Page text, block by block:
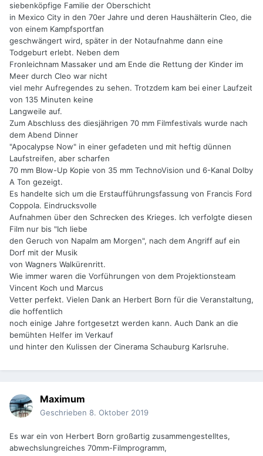
siebenköpfige Familie der Oberschicht
in Mexico City in den 70er Jahre und deren Haushälterin Cleo, die
von einem Kampfsportfan
geschwängert wird, später in der Notaufnahme dann eine
Todgeburt erlebt. Neben dem
Fronleichnam Massaker und am Ende die Rettung der Kinder im
Meer durch Cleo war nicht
viel mehr Aufregendes zu sehen. Trotzdem kam bei einer Laufzeit
von 135 Minuten keine
Langweile auf.
Zum Abschluss des diesjährigen 70 mm Filmfestivals wurde nach
dem Abend Dinner
"Apocalypse Now" in einer gefadeten und mit heftig dünnen
Laufstreifen, aber scharfen
70 mm Blow-Up Kopie von 35 mm TechnoVision und 6-Kanal Dolby
A Ton gezeigt.
Es handelte sich um die Erstaufführungsfassung von Francis Ford
Coppola. Eindrucksvolle
Aufnahmen über den Schrecken des Krieges. Ich verfolgte diesen
Film nur bis "Ich liebe
den Geruch von Napalm am Morgen", nach dem Angriff auf ein
Dorf mit der Musik
von Wagners Walkürenritt.
Wie immer waren die Vorführungen von dem Projektionsteam
Vincent Koch und Marcus
Vetter perfekt. Vielen Dank an Herbert Born für die Veranstaltung,
die hoffentlich
noch einige Jahre fortgesetzt werden kann. Auch Dank an die
bemühten Helfer im Verkauf
und hinter den Kulissen der Cinerama Schauburg Karlsruhe.
Maximum
Geschrieben 8. Oktober 2019
Es war ein von Herbert Born großartig zusammengestelltes,
abwechslungreiches 70mm-Filmprogramm,